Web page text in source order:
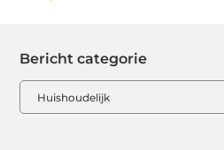
Bericht categorie